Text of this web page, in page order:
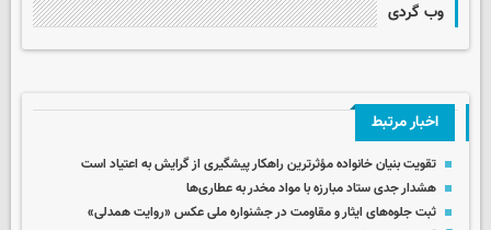
وب گردی
اخبار مرتبط
تقویت بنیان خانواده مؤثرترین راهکار پیشگیری از گرایش به اعتیاد است
هشدار جدی ستاد مبارزه با مواد مخدر به عطاری‌ها
ثبت جلوه‌های ایثار و مقاومت در جشنواره ملی عکس «روایت همدلی»